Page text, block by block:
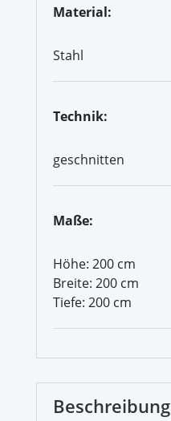
Material:
Stahl
Technik:
geschnitten
Maße:
Höhe: 200 cm
Breite: 200 cm
Tiefe: 200 cm
Beschreibung